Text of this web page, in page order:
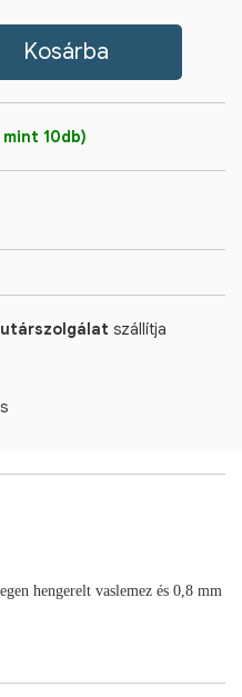
10db)
szállítja
hengerelt vaslemez és 0,8 mm